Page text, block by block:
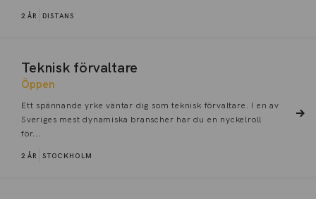
2 ÅR DISTANS
Teknisk förvaltare
Öppen
Ett spännande yrke väntar dig som teknisk förvaltare. I en av
Sveriges mest dynamiska branscher har du en nyckelroll
för...
2 ÅR STOCKHOLM